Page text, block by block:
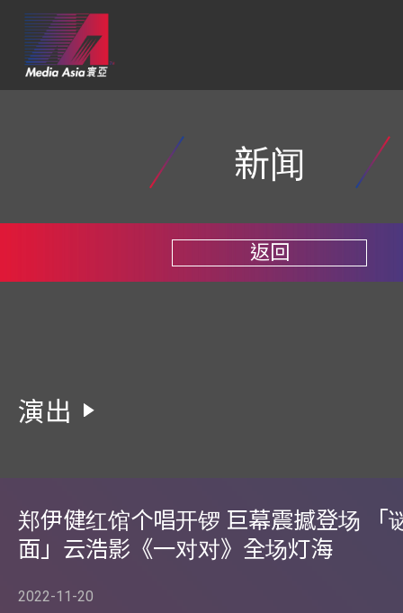
新闻
返回
演出
郑伊健红馆个唱开锣 巨幕震撼登场 「
面」云浩影《一对对》全场灯海
2022-11-20